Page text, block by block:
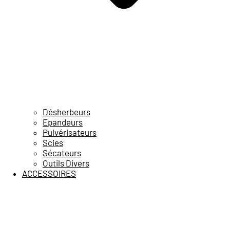
Désherbeurs
Epandeurs
Pulvérisateurs
Scies
Sécateurs
Outils Divers
ACCESSOIRES